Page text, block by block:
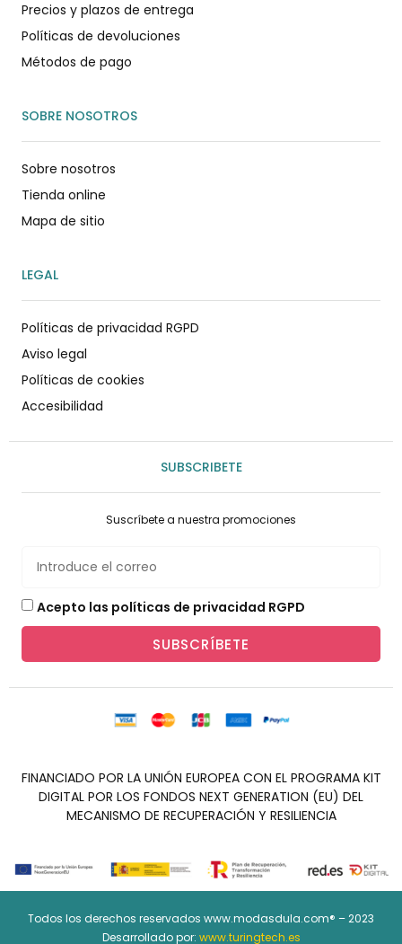
Precios y plazos de entrega
Políticas de devoluciones
Métodos de pago
SOBRE NOSOTROS
Sobre nosotros
Tienda online
Mapa de sitio
LEGAL
Políticas de privacidad RGPD
Aviso legal
Políticas de cookies
Accesibilidad
SUBSCRIBETE
Suscríbete a nuestra promociones
Acepto las políticas de privacidad RGPD
SUBSCRÍBETE
FINANCIADO POR LA UNIÓN EUROPEA CON EL PROGRAMA KIT
DIGITAL POR LOS FONDOS NEXT GENERATION (EU) DEL
MECANISMO DE RECUPERACIÓN Y RESILIENCIA
Todos los derechos reservados www.modasdula.com® – 2023
Desarrollado por: www.turingtech.es